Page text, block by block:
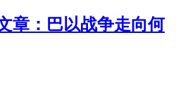
章：巴以战争走向何